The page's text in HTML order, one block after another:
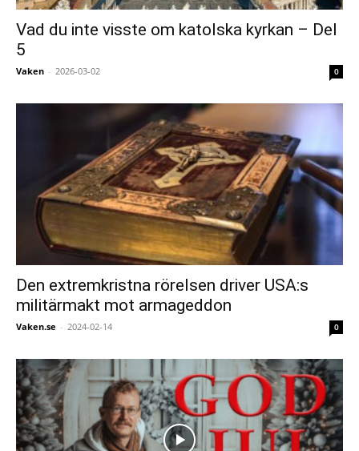
Vad du inte visste om katolska kyrkan – Del
5
Vaken - 2026-03-02 0
Den extremkristna rörelsen driver USA:s
militärmakt mot armageddon
Vaken.se - 2024-02-14 0